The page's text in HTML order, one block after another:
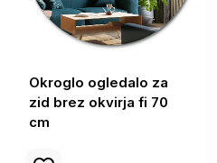
Okroglo ogledalo za
zid brez okvirja fi 70
cm